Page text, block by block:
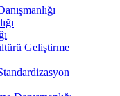
Geliştirme